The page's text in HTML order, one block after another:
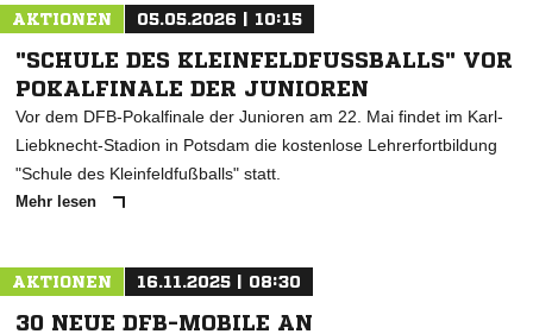
AKTIONEN 05.05.2026 | 10:15
"SCHULE DES KLEINFELDFUSSBALLS" VOR P
OKALFINALE DER JUNIOREN
Vor dem DFB-Pokalfinale der Junioren am 22. Mai findet im Karl-
Liebknecht-Stadion in Potsdam die kostenlose Lehrerfortbildung
"Schule des Kleinfeldfußballs" statt.
Mehr lesen
AKTIONEN 16.11.2025 | 08:30
30 NEUE DFB-MOBILE AN